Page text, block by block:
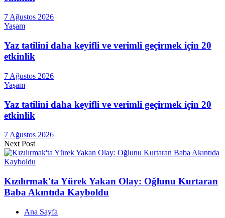
7 Ağustos 2026
Yaşam
Yaz tatilini daha keyifli ve verimli geçirmek için 20
etkinlik
7 Ağustos 2026
Yaşam
Yaz tatilini daha keyifli ve verimli geçirmek için 20
etkinlik
7 Ağustos 2026
Next Post
Kızılırmak'ta Yürek Yakan Olay: Oğlunu Kurtaran
Baba Akıntıda Kayboldu
Ana Sayfa